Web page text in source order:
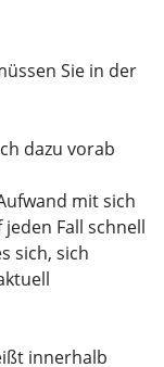
Sie in der
dazu vorab
mit sich
Fall schnell
sich, sich
innerhalb